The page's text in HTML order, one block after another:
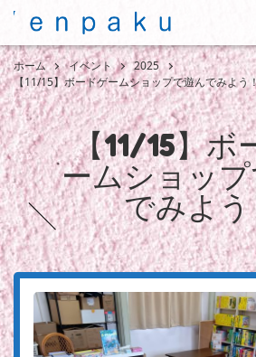
ホーム イベント
2025
【11/15】ボードゲームショップで遊んでみよう
【11/15】ボ
ームショッ
でみよ